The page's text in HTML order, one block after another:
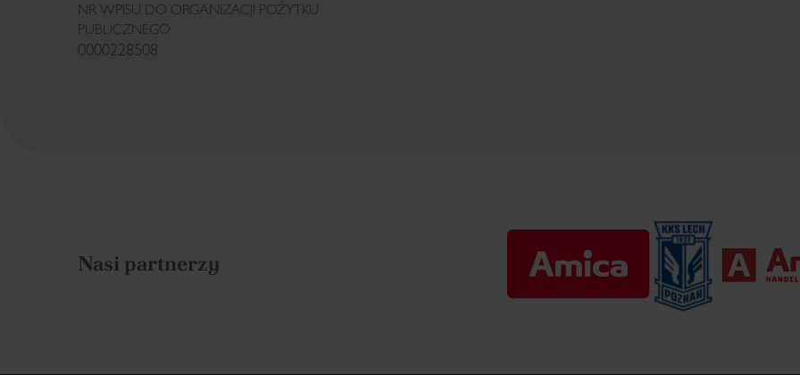
NR WPISU DO ORGANIZACJI POŻYTKU
PUBLICZNEGO
0000228508
Nasi partnerzy